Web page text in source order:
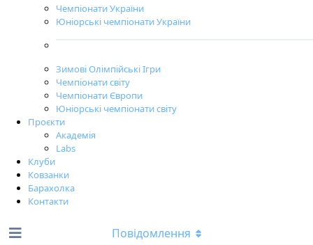
Чемпіонати України
Юніорські чемпіонати України
Зимові Олімпійські Ігри
Чемпіонати світу
Чемпіонати Європи
Юніорські чемпіонати світу
Проєкти
Академія
Labs
Клуби
Ковзанки
Барахолка
Контакти
Повідомлення